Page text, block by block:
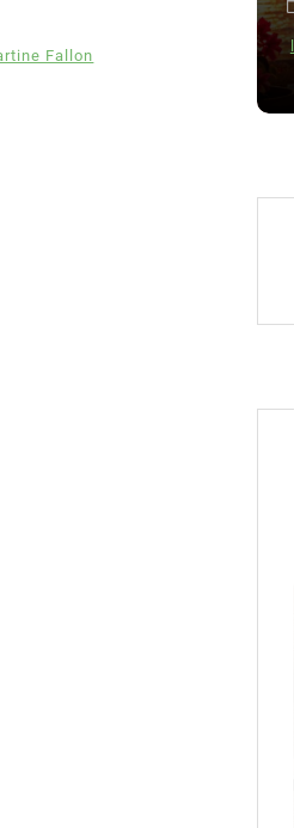
Fallon
0 4 779 words